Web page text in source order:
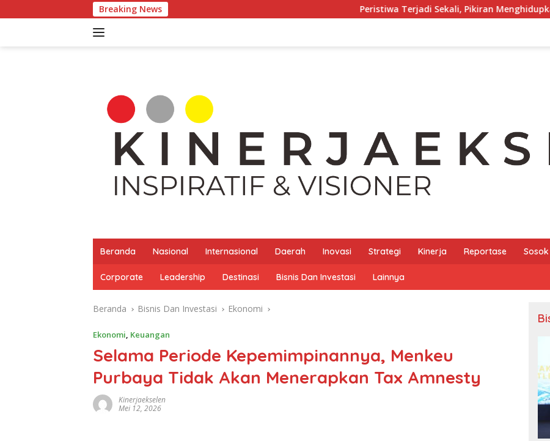
ke
Breaking News Peristiwa Terjadi Sekali, Pikiran Menghidupkannya Seratus Kali
Beranda Nasional Internasional Daerah Inovasi Strategi Kinerja Reportase
Corporate Leadership Destinasi Bisnis Dan Investasi Lainnya
Beranda Bisnis Dan Investasi Ekonomi
Ekonomi, Keuangan
Selama Periode Kepemimpinannya, Menkeu
Purbaya Tidak Akan Menerapkan Tax Amnesty
Kinerjaekselen
Mei 12, 2026